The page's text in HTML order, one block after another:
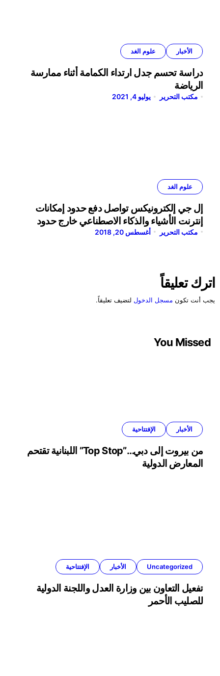
الأخبار علوم الغد
دراسة تحسم جدل ارتداء الكمامة أثناء ممارسة
الرياضة
مكتب التحرير يوليو 4, 2021
علوم الغد
إل جي إلكترونيكس تواصل دفع حدود إمكانات
إنترنت الأشياء والذكاء الاصطناعي خارج حدود
القطاع المنزلي
مكتب التحرير أغسطس 20, 2018
اترك تعليقاً
يجب أنت تكون مسجل الدخول لتضيف تعليقاً.
You Missed
الأخبار الإفتتاحية
من بيروت إلى دبي…”Top Stop” اللبنانية تقتحم
المعارض الدولية
Uncategorized الأخبار الإفتتاحية
تفعيل التعاون بين وزارة العدل واللجنة الدولية
للصليب الأحمر